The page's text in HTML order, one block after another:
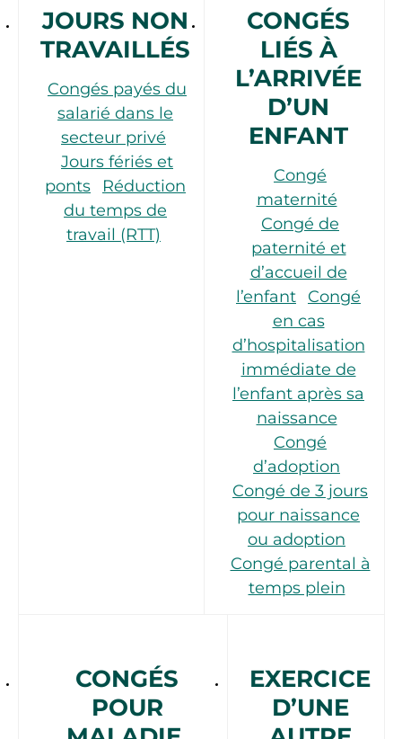
JOURS NON
TRAVAILLÉS
Congés payés du
salarié dans le
secteur privé
Jours fériés et
ponts
Réduction
du temps de
travail (RTT)
CONGÉS
LIÉS À
L’ARRIVÉE
D’UN
ENFANT
Congé
maternité
Congé de
paternité et
d’accueil de
l’enfant
Congé
en cas
d’hospitalisation
immédiate de
l’enfant après sa
naissance
Congé
d’adoption
Congé de 3 jours
pour naissance
ou adoption
Congé parental à
temps plein
CONGÉS
POUR
EXERCICE
D’UNE